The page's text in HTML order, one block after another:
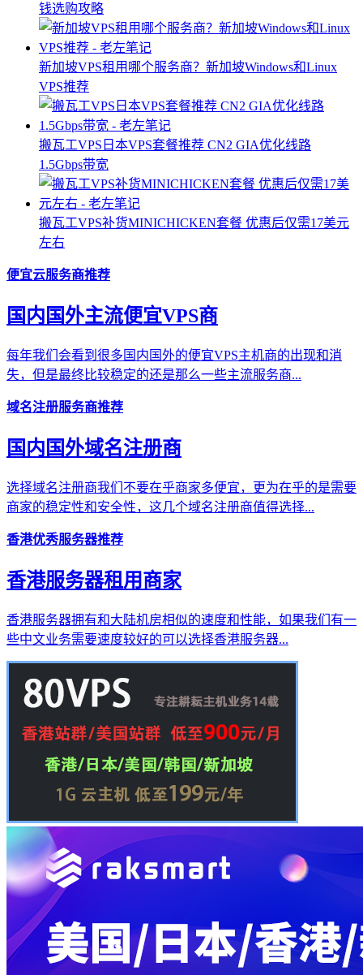
钱选购攻略
新加坡VPS租用哪个服务商？新加坡Windows和Linux
VPS推荐
搬瓦工VPS日本VPS套餐推荐 CN2 GIA优化线路
1.5Gbps带宽
搬瓦工VPS补货MINICHICKEN套餐 优惠后仅需17美元
左右
便宜云服务商推荐
国内国外主流便宜VPS商
每年我们会看到很多国内国外的便宜VPS主机商的出现和消
失，但是最终比较稳定的还是那么一些主流服务商...
域名注册服务商推荐
国内国外域名注册商
选择域名注册商我们不要在乎商家多便宜，更为在乎的是需要
商家的稳定性和安全性，这几个域名注册商值得选择...
香港优秀服务器推荐
香港服务器租用商家
香港服务器拥有和大陆机房相似的速度和性能，如果我们有一
些中文业务需要速度较好的可以选择香港服务器...